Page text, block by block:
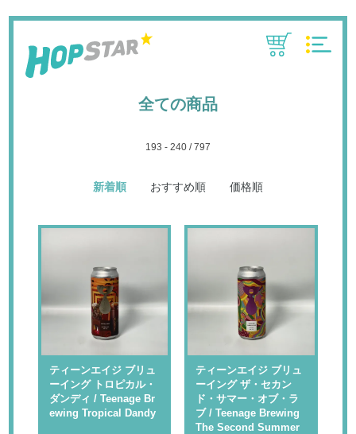
全ての商品
193 - 240 / 797
新着順 おすすめ順 価格順
ティーンエイジ ブリュ
ーイング トロピカル・
ダンディ / Teenage Br
ewing Tropical Dandy
ティーンエイジ ブリュ
ーイング ザ・セカン
ド・サマー・オブ・ラ
ブ / Teenage Brewing
The Second Summer